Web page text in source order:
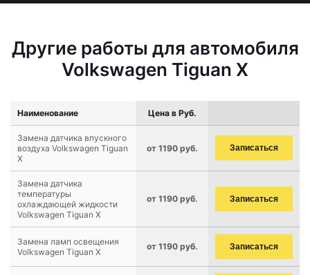
Другие работы для автомобиля
Volkswagen Tiguan X
Наименование Цена в Руб.
Замена датчика впускного
воздуха Volkswagen Tiguan
X
от 1190 руб. Записаться
Замена датчика
температуры
охлаждающей жидкости
Volkswagen Tiguan X
от 1190 руб. Записаться
Замена ламп освещения
Volkswagen Tiguan X
от 1190 руб. Записаться